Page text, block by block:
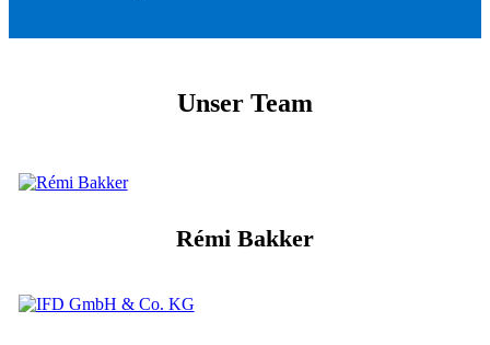
Unser Team
Rémi Bakker